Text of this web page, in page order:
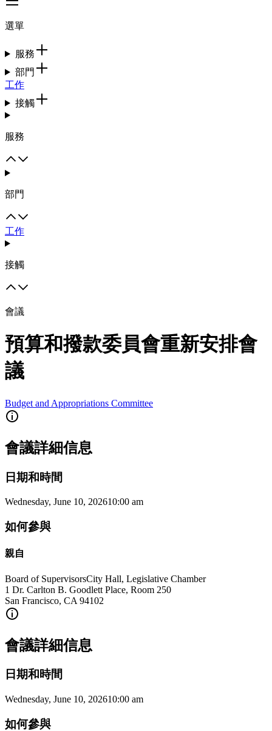
選單
服務
部門
工作
接觸
服務
部門
工作
接觸
會議
預算和撥款委員會重新安排會
議
Budget and Appropriations Committee
會議詳細信息
日期和時間
Wednesday, June 10, 202610:00 am
如何參與
親自
Board of SupervisorsCity Hall, Legislative Chamber
1 Dr. Carlton B. Goodlett Place, Room 250
San Francisco, CA 94102
會議詳細信息
日期和時間
Wednesday, June 10, 202610:00 am
如何參與